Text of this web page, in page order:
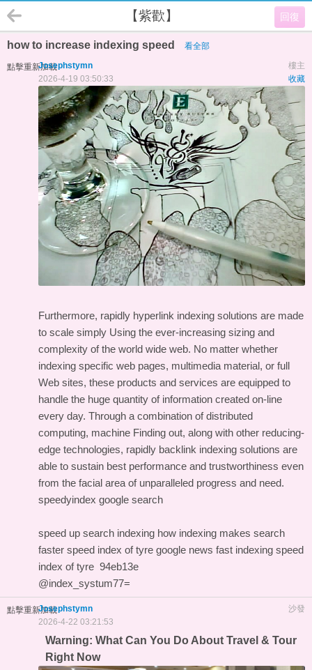
回復
【紫歡】
how to increase indexing speed 看全部
點擊重新加載 樓主
Josephstymn
收藏
2026-4-19 03:50:33
Furthermore, rapidly hyperlink indexing solutions are made
to scale simply Using the ever-increasing sizing and
complexity of the world wide web. No matter whether
indexing specific web pages, multimedia material, or full
Web sites, these products and services are equipped to
handle the huge quantity of information created on-line
every day. Through a combination of distributed
computing, machine Finding out, along with other reducing-
edge technologies, rapidly backlink indexing solutions are
able to sustain best performance and trustworthiness even
from the facial area of unparalleled progress and need.
speedyindex google search
speed up search indexing how indexing makes search
faster speed index of tyre google news fast indexing speed
index of tyre 94eb13e
@index_systum77=
點擊重新加載 沙發
Josephstymn
2026-4-22 03:21:53
Warning: What Can You Do About Travel & Tour
Right Now